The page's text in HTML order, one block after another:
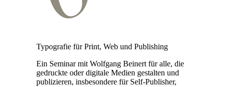
Typografie für Print, Web und Publishing
Ein Seminar mit Wolfgang Beinert für alle, die
gedruckte oder digitale Medien gestalten und
publizieren, insbesondere für Self-Publisher,